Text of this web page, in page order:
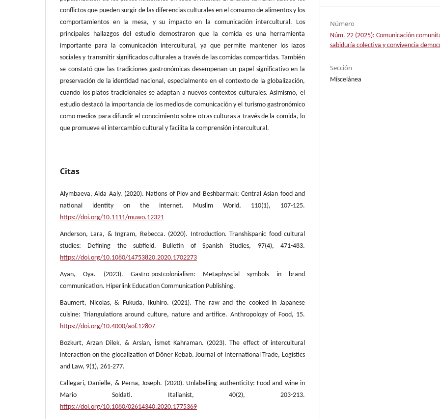
conflictos que pueden surgir de las diferencias culturales en el consumo de alimentos y los
comportamientos en la mesa, y su impacto en la comunicación intercultural. Los
principales hallazgos del estudio demostraron que la comida es una herramienta
importante para la comunicación intercultural, ya que permite mantener los lazos
sociales y transmitir significados culturales a través de las comidas compartidas. También
se constató que las tradiciones gastronómicas desempeñan un papel significativo en la
preservación de la identidad nacional, especialmente en el contexto de la globalización,
cuando los platos tradicionales se adaptan a nuevos contextos culturales. Asimismo, el
estudio destacó la importancia de los medios de comunicación y el turismo gastronómico
como medios para difundir el conocimiento sobre otras culturas a través de la comida, lo
que promueve el intercambio cultural y facilita la comprensión intercultural.
Citas
Alymbaeva, Aida Aaly. (2020). Nations of Plov and Beshbarmak: Central Asian food and
national identity on the internet. Muslim World, 110(1), 107-125.
https://doi.org/10.1111/muwo.12321
Anderson, Lara, & Ingram, Rebecca. (2020). Introduction. Transhispanic food cultural
studies: Defining the subfield. Bulletin of Spanish Studies, 97(4), 471-483.
https://doi.org/10.1080/14753820.2020.1702273
Ayan, Oya. (2023). Gastro-postcolonialism: Metaphyscial symbols in brand
communication. Hiperlink Education Communication Publishing.
Baumert, Nicolas, & Fukuda, Ikuhiro. (2021). The raw and the cooked in Japanese
cuisine: Triangulations around culture, nature and artifice. Anthropology of Food, 15.
https://doi.org/10.4000/aof.12807
Bozkurt, Arzan Dilek, & Arslan, İsmet Kahraman. (2023). The effect of intercultural
interaction on the glocalization of Döner Kebab. Journal of International Trade, Logistics
and Law, 9(1), 261-277.
Callegari, Danielle, & Perna, Joseph. (2020). Unlabelling authenticity: Food and wine in
Mario Soldati. Italianist, 40(2), 203-213.
https://doi.org/10.1080/02614340.2020.1775369
Número
Núm. 22 (2025): Comunicación
sabiduría colectiva y convivencia
Sección
Miscelánea